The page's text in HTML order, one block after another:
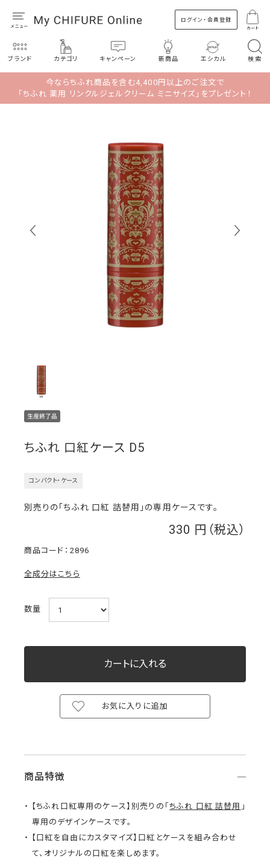
ログイン・会員登録
カート
ブランド カテゴリ キャンペーン 新商品 エシカル 検索
今ならちふれ商品を含む4,400円以上のご注文で
「ちふれ 薬用 リンクルジェルクリーム ミニサイズ」をプレゼント！
ちふれ 口紅ケース D5
コンパクト・ケース
330
2896
別売りの「ちふれ 口紅 詰替用」の専用ケースです。
全成分はこちら
数量
お気に入りに追加
商品特徴
【ちふれ口紅専用のケース】別売りの「 ちふれ 口紅 詰替用 」
専用のデザインケースです。
【口紅を自由にカスタマイズ】口紅とケースを組み合わせ
て、オリジナルの口紅を楽しめます。